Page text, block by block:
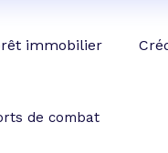
immobilier
de combat